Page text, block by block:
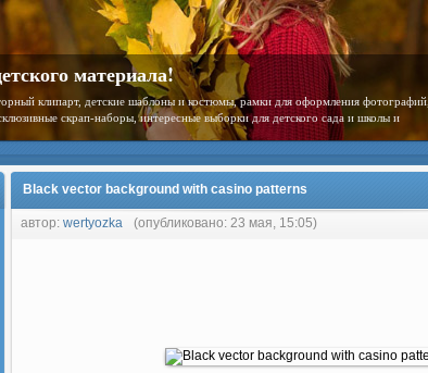
материала!
клипарт, детские шаблоны и костюмы, рамки для оформления фотографий,
скрап-наборы, интересные выборки для детского сада и школы и
Black vector background with casino patterns
автор: wertyozka (опубликовано: 23 мая, 15:05)